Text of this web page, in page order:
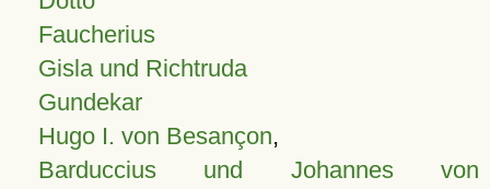
Faucherius
Gisla und Richtruda
Gundekar
Hugo I. von Besançon,
Barduccius und Johannes von